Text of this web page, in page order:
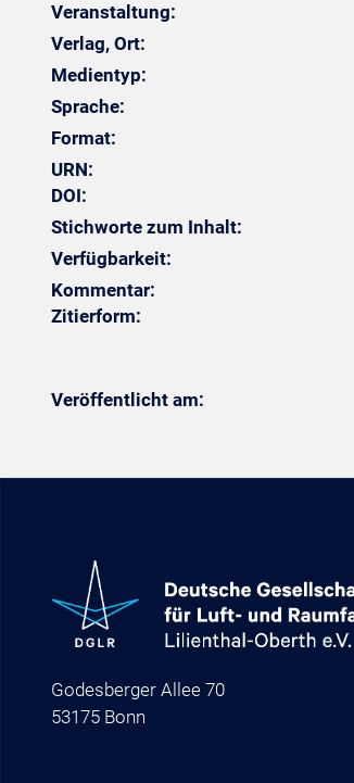
Veranstaltung:
Verlag, Ort:
Medientyp:
Sprache:
Format:
URN:
DOI:
Stichworte zum Inhalt:
Verfügbarkeit:
Kommentar:
Zitierform:
Veröffentlicht am:
Godesberger Allee 70
53175 Bonn